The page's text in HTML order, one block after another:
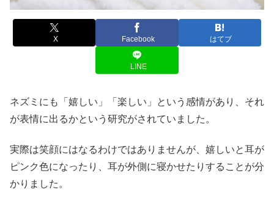
X Facebook はてブ
LINE
ネズミにも「嬉しい」「楽しい」という感情があり、それ
が表情に出るかという研究がされていました。
実際は笑顔にはなるわけではありませんが、嬉しいと耳が
ピンク色になったり、耳が外側に寝かせたりすることが分
かりました。